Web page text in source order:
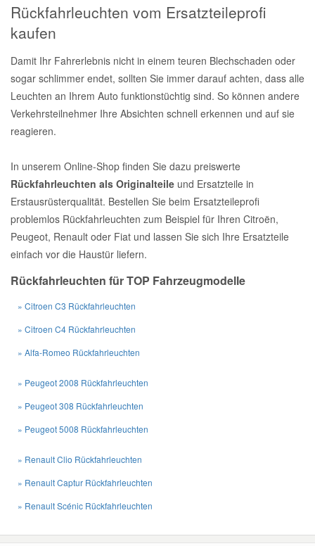
Rückfahrleuchten vom Ersatzteileprofi
kaufen
Damit Ihr Fahrerlebnis nicht in einem teuren Blechschaden oder
sogar schlimmer endet, sollten Sie immer darauf achten, dass alle
Leuchten an Ihrem Auto funktionstüchtig sind. So können andere
Verkehrsteilnehmer Ihre Absichten schnell erkennen und auf sie
reagieren.
In unserem Online-Shop finden Sie dazu preiswerte
Rückfahrleuchten als Originalteile und Ersatzteile in
Erstausrüsterqualität. Bestellen Sie beim Ersatzteileprofi
problemlos Rückfahrleuchten zum Beispiel für Ihren Citroën,
Peugeot, Renault oder Fiat und lassen Sie sich Ihre Ersatzteile
einfach vor die Haustür liefern.
Rückfahrleuchten für TOP Fahrzeugmodelle
» Citroen C3 Rückfahrleuchten
» Citroen C4 Rückfahrleuchten
» Alfa-Romeo Rückfahrleuchten
» Peugeot 2008 Rückfahrleuchten
» Peugeot 308 Rückfahrleuchten
» Peugeot 5008 Rückfahrleuchten
» Renault Clio Rückfahrleuchten
» Renault Captur Rückfahrleuchten
» Renault Scénic Rückfahrleuchten